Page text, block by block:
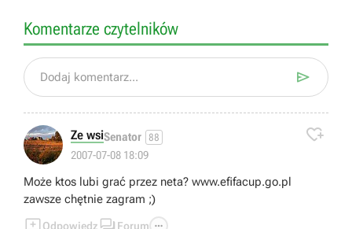
Komentarze czytelników
Dodaj komentarz... 
Ze wsiSenator 88
2007-07-08 18:09

Może ktos lubi grać przez neta? www.efifacup.go.pl
zawsze chętnie zagram ;)
Odpowiedz Forum 